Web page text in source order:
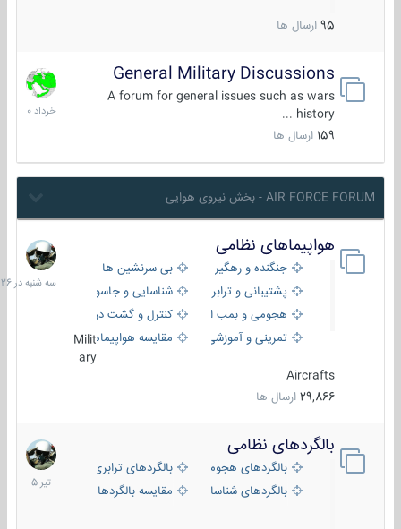
95 ارسال ها
General Military Discussions
A forum for general issues such as wars
history ...
159 ارسال ها
10
خرداد
1400
AIR FORCE FORUM - بخش نیروی هوایی
هواپیماهای نظامی
جنگنده و رهگیر
بی سرنشین ها
پشتیبانی و ترابری
شناسایی و جاسوسی
هجومی و بمب افکن
کنترل و گشت دریایی
تمرینی و آموزشی
مقایسه هواپیماهاMilit
ary
Aircrafts
29,866 ارسال ها
سه
شنبه
در
بالگردهای نظامی
بالگردهای هجومی
بالگردهای ترابری
بالگردهای شناسایی
مقایسه بالگردها
22
تیر
1405